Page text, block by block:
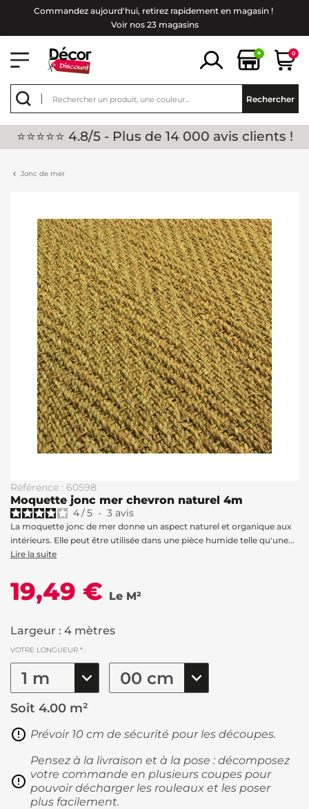
Commandez aujourd'hui, retirez rapidement en magasin !
Voir nos 23 magasins
+ 0
Rechercher
⭐⭐⭐⭐⭐ 4.8/5 - Plus de 14 000 avis clients !
Jonc de mer
Référence : 60598
Moquette jonc mer chevron naturel 4m
4/5 - 3 avis
La moquette jonc de mer donne un aspect naturel et organique aux
intérieurs. Elle peut être utilisée dans une pièce humide telle qu'une...
Lire la suite
19,49 € Le M²
Largeur : 4 mètres
VOTRE LONGUEUR * :
Soit 4.00 m²
Prévoir 10 cm de sécurité pour les découpes.
Pensez à la livraison et à la pose : décomposez
votre commande en plusieurs coupes pour
pouvoir décharger les rouleaux et les poser
plus facilement.